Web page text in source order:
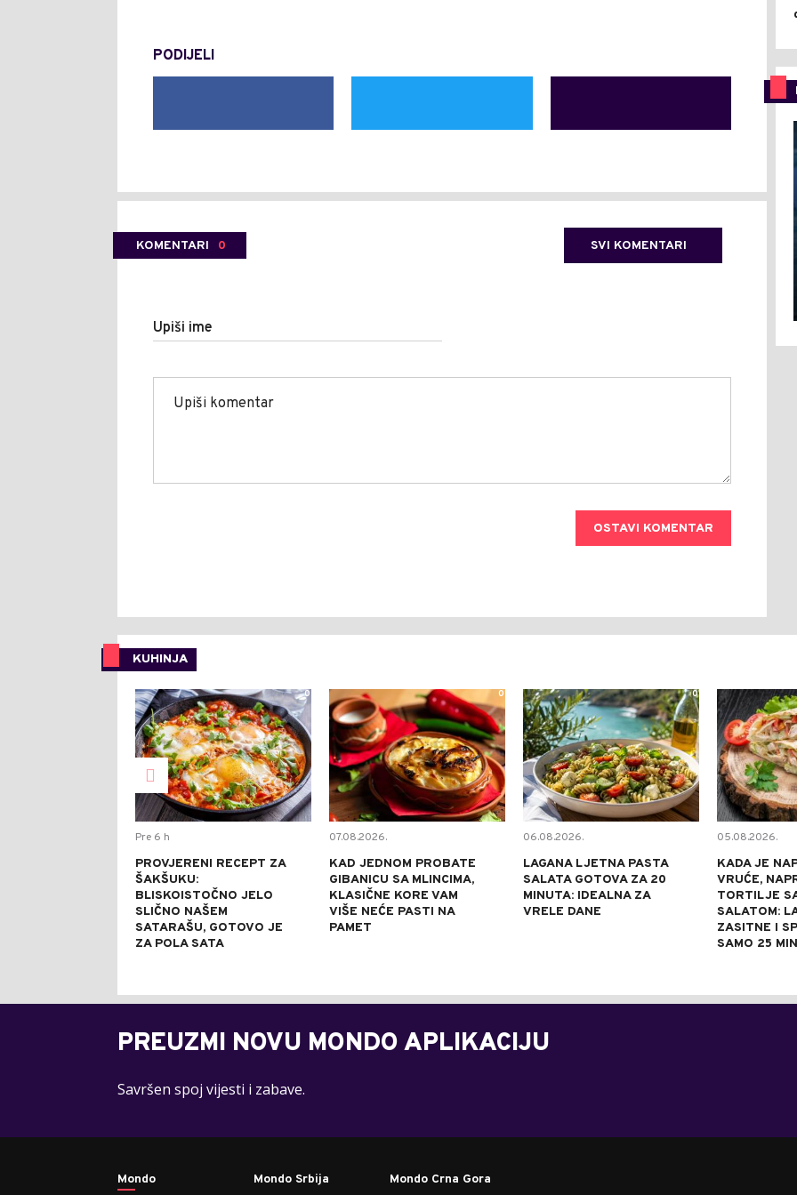
PODIJELI
KOMENTARI 0 SVI KOMENTARI
Upiši ime
OSTAVI KOMENTAR
KUHINJA
0
Pre 6 h
PROVJERENI RECEPT ZA
ŠAKŠUKU:
BLISKOISTOČNO JELO
SLIČNO NAŠEM
SATARAŠU, GOTOVO JE
ZA POLA SATA
0
07.08.2026.
KAD JEDNOM PROBATE
GIBANICU SA MLINCIMA,
KLASIČNE KORE VAM
VIŠE NEĆE PASTI NA
PAMET
0
06.08.2026.
LAGANA LJETNA PASTA
SALATA GOTOVA ZA 20
MINUTA: IDEALNA ZA
VRELE DANE
05.08.2026.
KADA JE
VRUĆE,
TORTILJE
SALATOM:
ZASITNE I
SAMO 25
PREUZMI NOVU MONDO APLIKACIJU
Savršen spoj vijesti i zabave.
Mondo Mondo Srbija Mondo Crna Gora